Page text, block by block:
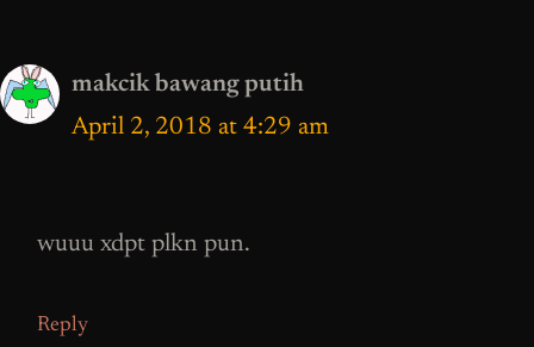
makcik bawang putih
April 2, 2018 at 4:29 am
wuuu xdpt plkn pun.
Reply